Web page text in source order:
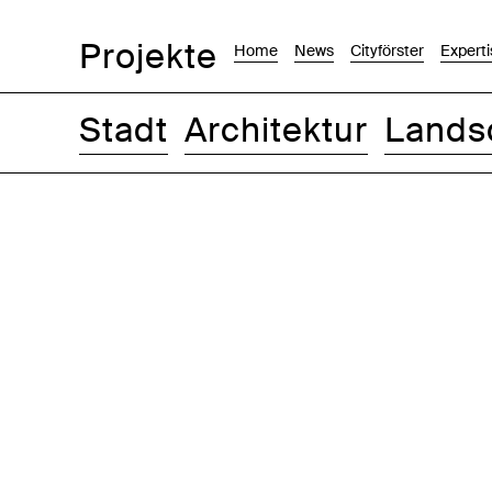
Projekte Home News Cityförster
Stadt Architektur